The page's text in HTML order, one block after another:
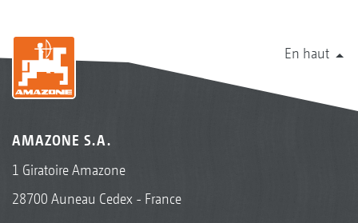
En haut
AMAZONE S.A.
1 Giratoire Amazone
28700 Auneau Cedex - France